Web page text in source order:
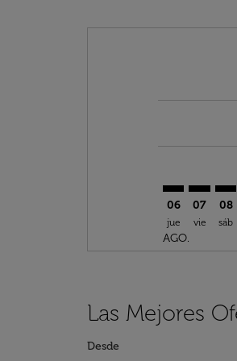
06
jue
AGO.
07
vie
08
sáb
Las Mejores
Desde